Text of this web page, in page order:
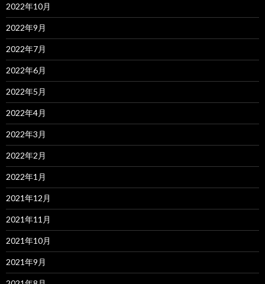
2022年10月
2022年9月
2022年7月
2022年6月
2022年5月
2022年4月
2022年3月
2022年2月
2022年1月
2021年12月
2021年11月
2021年10月
2021年9月